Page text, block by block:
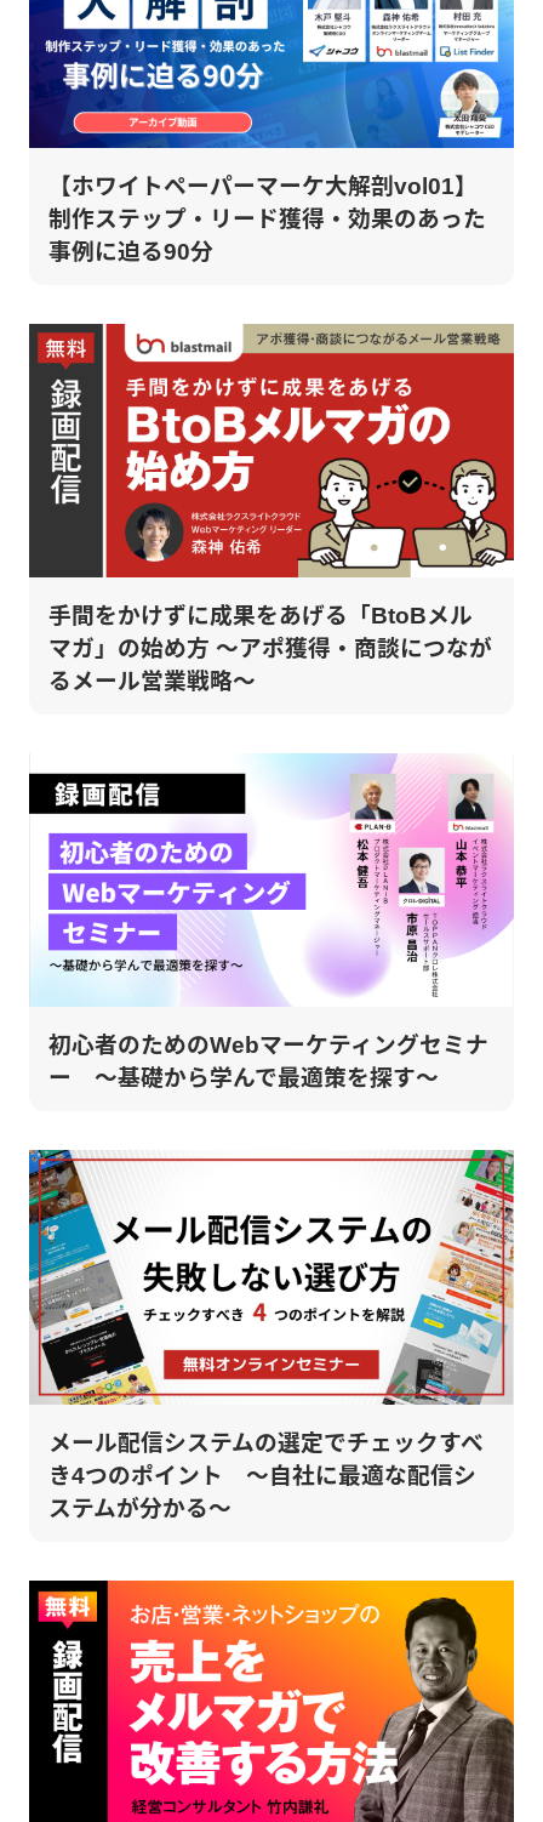
【ホワイトペーパーマーケ大解剖vol01】
制作ステップ・リード獲得・効果のあった
事例に迫る90分
手間をかけずに成果をあげる「BtoBメル
マガ」の始め方 ～アポ獲得・商談につなが
るメール営業戦略～
初心者のためのWebマーケティングセミナ
ー ～基礎から学んで最適策を探す～
メール配信システムの選定でチェックすべ
き4つのポイント ～自社に最適な配信シ
ステムが分かる～